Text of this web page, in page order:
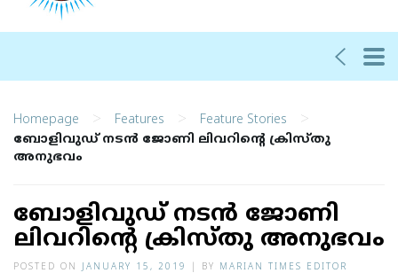
Homepage > Features > Feature Stories >
ബോളിവുഡ് നടന്‍ ജോണി ലിവറിന്റെ ക്രിസ്തു
അനുഭവം
ബോളിവുഡ് നടന്‍ ജോണി
ലിവറിന്റെ ക്രിസ്തു അനുഭവം
POSTED ON JANUARY 15, 2019 BY MARIAN TIMES EDITOR